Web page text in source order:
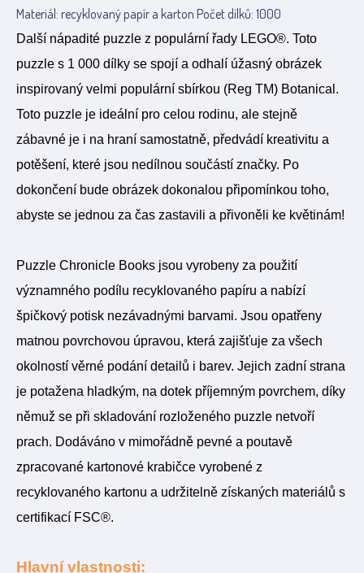
Materiál: recyklovaný papír a karton Počet dílků: 1000
Další nápadité puzzle z populární řady LEGO®. Toto
puzzle s 1 000 dílky se spojí a odhalí úžasný obrázek
inspirovaný velmi populární sbírkou (Reg TM) Botanical.
Toto puzzle je ideální pro celou rodinu, ale stejně
zábavné je i na hraní samostatně, předvádí kreativitu a
potěšení, které jsou nedílnou součástí značky. Po
dokončení bude obrázek dokonalou připomínkou toho,
abyste se jednou za čas zastavili a přivoněli ke květinám!
Puzzle Chronicle Books jsou vyrobeny za použití
významného podílu recyklovaného papíru a nabízí
špičkový potisk nezávadnými barvami. Jsou opatřeny
matnou povrchovou úpravou, která zajišťuje za všech
okolností věrné podání detailů i barev. Jejich zadní strana
je potažena hladkým, na dotek příjemným povrchem, díky
němuž se při skladování rozloženého puzzle netvoří
prach. Dodáváno v mimořádně pevné a poutavě
zpracované kartonové krabičce vyrobené z
recyklovaného kartonu a udržitelně získaných materiálů s
certifikací FSC®.
Hlavní vlastnosti: